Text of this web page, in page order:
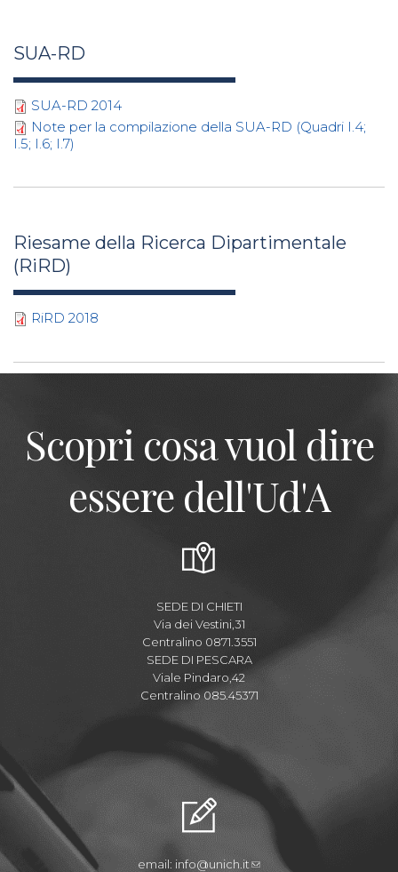
SUA-RD
SUA-RD 2014
Note per la compilazione della SUA-RD (Quadri I.4;
I.5; I.6; I.7)
Riesame della Ricerca Dipartimentale
(RiRD)
RiRD 2018
Scopri cosa vuol dire
essere dell'Ud'A
SEDE DI CHIETI
Via dei Vestini,31
Centralino 0871.3551
SEDE DI PESCARA
Viale Pindaro,42
Centralino 085.45371
email: info@unich.it